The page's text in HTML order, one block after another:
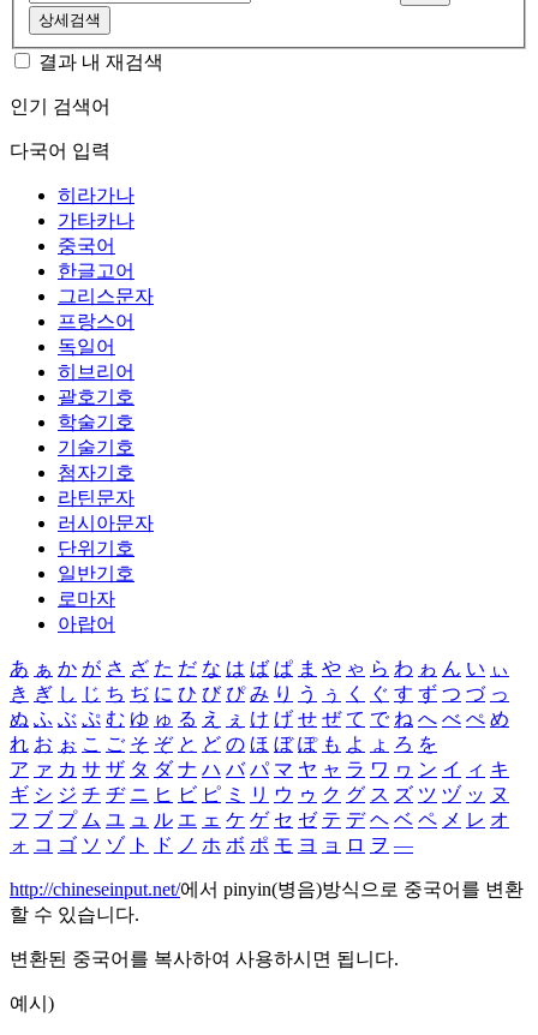
상세검색
결과 내 재검색
인기 검색어
다국어 입력
히라가나
가타카나
중국어
한글고어
그리스문자
프랑스어
독일어
히브리어
괄호기호
학술기호
기술기호
첨자기호
라틴문자
러시아문자
단위기호
일반기호
로마자
아랍어
あ ぁ か が さ ざ た だ な は ば ぱ ま や ゃ ら わ ゎ ん い ぃ
き ぎ し じ ち ぢ に ひ び ぴ み り う ぅ く ぐ す ず つ づ っ
ぬ ふ ぶ ぷ む ゆ ゅ る え ぇ け げ せ ぜ て で ね へ べ ぺ め
れ お ぉ こ ご そ ぞ と ど の ほ ぼ ぽ も よ ょ ろ を
ア ァ カ サ ザ タ ダ ナ ハ バ パ マ ヤ ャ ラ ワ ヮ ン イ ィ キ
ギ シ ジ チ ヂ ニ ヒ ビ ピ ミ リ ウ ゥ ク グ ス ズ ツ ヅ ッ ヌ
フ ブ プ ム ユ ュ ル エ ェ ケ ゲ セ ゼ テ デ ヘ ベ ペ メ レ オ
ォ コ ゴ ソ ゾ ト ド ノ ホ ボ ポ モ ヨ ョ ロ ヲ ―
http://chineseinput.net/에서 pinyin(병음)방식으로 중국어를 변환
할 수 있습니다.
변환된 중국어를 복사하여 사용하시면 됩니다.
예시)